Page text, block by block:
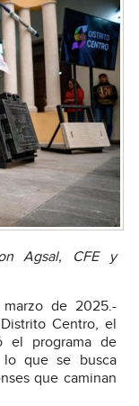
Agsal, CFE y
de 2025.-
Centro, el
el programa de
lo que se busca
que caminan